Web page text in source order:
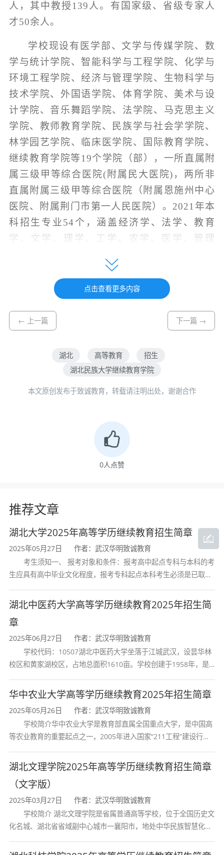
人，其中教授139人。有国家级、省级专家人
才50余人。
学校现设有医学部、文学与传媒学院、数
学与统计学院、智能科学与工程学院、化学与
环境工程学院、经济与管理学院、生物科学与
技术学院、外国语学院、体育学院、美术与设
计学院、音乐舞蹈学院、法学院、马克思主义
学院、教师教育学院、民族学与社会学学院、
林学园艺学院、临床医学院、国际教育学院、
继续教育学院等19个学院（部），一所直属附
属三级甲等综合医院( 附属民大医院) ，两所非
直属附属三级甲等综合医院（附属恩施州中心
医院、附属荆门市第一人民医院）。2021年本
科招生专业54个，涵盖经济学、法学、教育
学、文学、理学、工学、农学、医学、管理
化学工程与技术、林学、中医学、食品科学与
工程、中国语言文学、马克思主义理论
译、新闻与传播、能源动力、电子信息、临床
学校的办学成就赢得了良好的社会声誉，
产生了广泛的影响，获得“全国民族团结进步模
思想政治工作先进高校”“省级平安校园”“湖北
省民族团结进步模范集体”“科技服务湖北先进
单位”等多个荣誉称号。新华社、《人民日报》
《光明日报》《中国教育报》《中国民族
后多次报道了学校的办学事迹。党和国家领导
委政府领导多次来校视察，对学校的办学给予
了充分肯定和高度评价。
一、报考条件
1.遵守中华人民共和国宪法和法律，品德
良好，年满
不影响所报专业学习。
2.报考高中起点本科的考生，应具备高中
本科的考生，必须已经取得教育部审定核准的
国民教育系列专科及专科以上毕业证书。
3.报考医学门类专业人员应取得相应类别
以上相应专业学历；考生报考的专业原则上应
注：具体报考条件以当年湖北省教育考试
院关于成人高考报名通知要求为准。
二、成人高考报名流程（学校代码：521）
点击查看更多内容
← 上一篇 下一篇 →
湖北 高等教育
招生
湖北民族大学继续教育学院
本文原创发布于致诚教育，转载请注明出处，谢谢合作
0人点赞
推荐文章
湖北大学2025年高等学历继续教育招生简章
2025年05月27日
作者：武汉华明致诚教育
考生须知一、 报考对象和条件：报考高中起点专科与本科的考
生应具有高中毕业文化程度，报考专科起点本科考生必须是已取得
构颁发的大学专科毕业证书的人
湖北中医药大学高等学历继续教育2025年招生简
章
2025年06月27日
作者：武汉华明致诚教育
学校代码：10507湖北中医药大学坐落于江城武汉，设昙华林
校区和黄家湖校区，占地总面积1610亩。学校创建于1958年，是
育和最早开办中医研究
华中农业大学高等学历继续教育2025年招生简章
2025年05月26日
作者：武汉华明致诚教育
学校简介华中农业大学是教育部直属全国重点大学，是中国高
等农业教育的重要起点之一，2005年进入国家“211工程”建设行
首轮“双一流”成效
湖北文理学院2025年高等学历继续教育招生简章
（文字版）
2025年03月27日
作者：武汉华明致诚教育
学校简介 湖北文理学院是省属普通高等学校，位于全国历史文
化名城、湖北省省域副中心城市一襄阳市，地处中华民族智慧化身
学校、全国普通